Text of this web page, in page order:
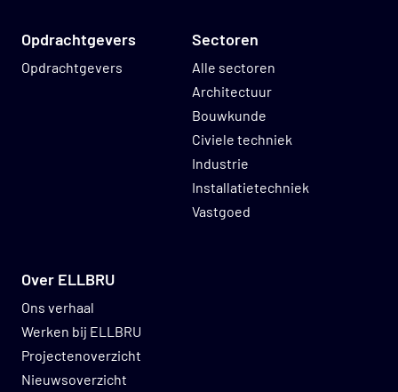
Sectoren
Alle sectoren
Architectuur
Bouwkunde
Civiele techniek
Industrie
Installatietechniek
Vastgoed
Opdrachtgevers
Opdrachtgevers
Over ELLBRU
Ons verhaal
Werken bij ELLBRU
Projectenoverzicht
Nieuwsoverzicht